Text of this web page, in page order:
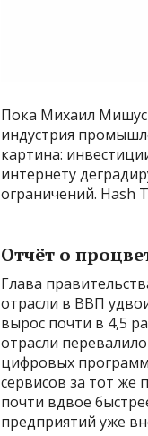
Пока Михаил
индустрия
картина:
интернету
ограничений. Hash
Отчёт о
Глава
отрасли в ВВП
вырос почти в 4,5
отрасли
цифровых программ
сервисов за тот же
почти вдвое
предприятий уже